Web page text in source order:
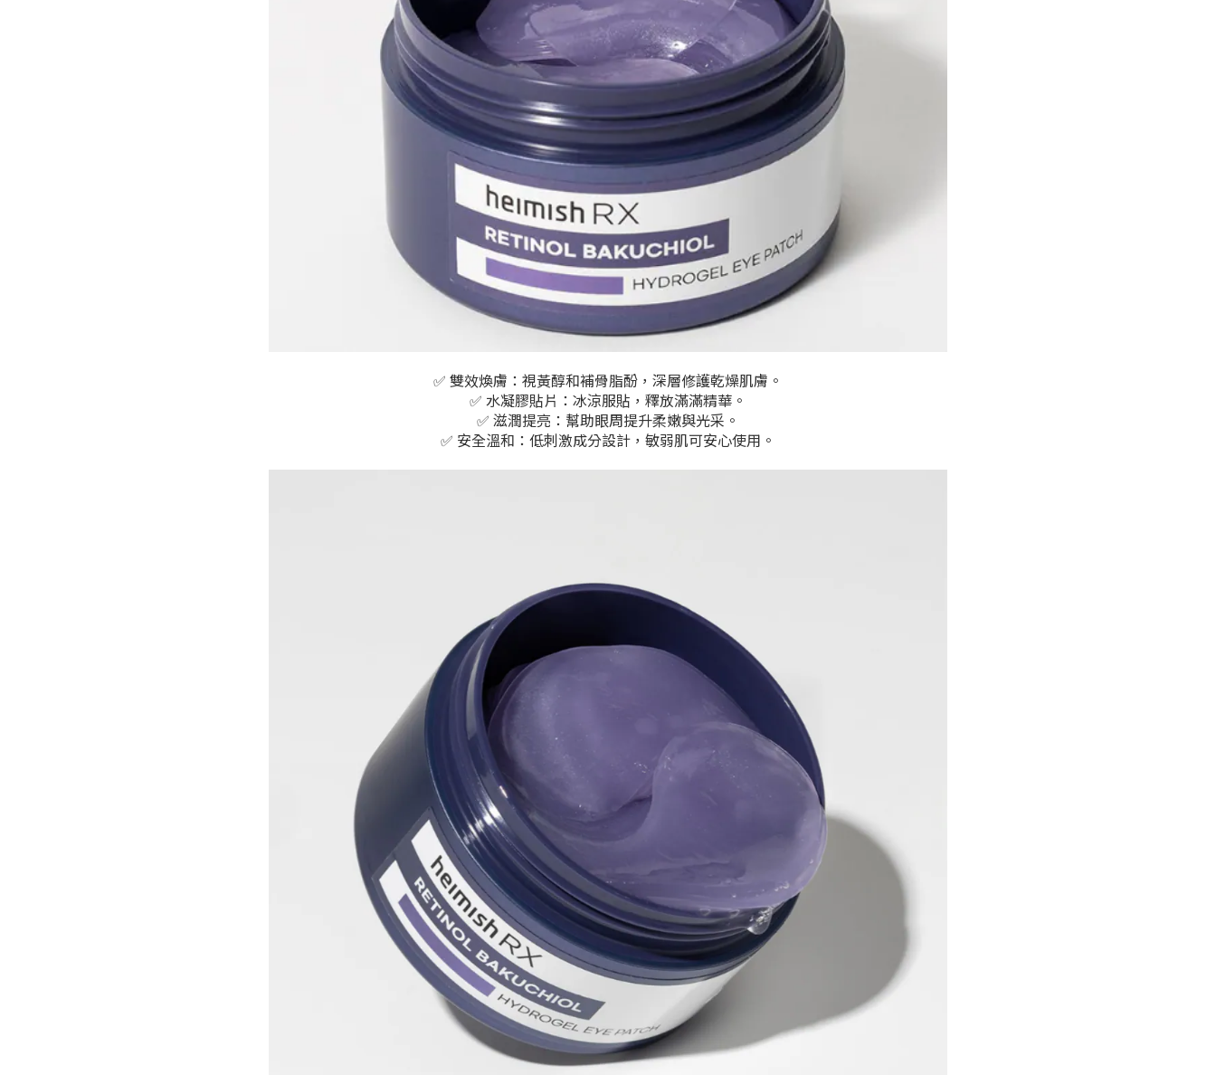
✅ 雙效煥膚： 視黃醇和補骨脂酚 ，深層修護乾燥肌膚。
✅ 水凝膠貼片：冰涼服貼，釋放滿滿精華。
✅ 滋潤提亮：幫助眼周提升柔嫩與光采。
✅ 安全溫和：低刺激成分設計，敏弱肌可安心使用。